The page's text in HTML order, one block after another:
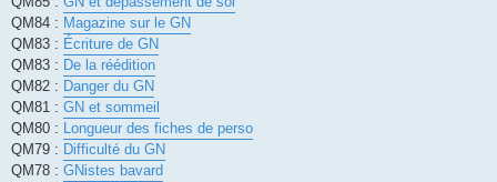
QM84 : Magazine sur le GN
QM83 : Écriture de GN
QM83 : De la réédition
QM82 : Danger du GN
QM81 : GN et sommeil
QM80 : Longueur des fiches de perso
QM79 : Difficulté du GN
QM78 : GNistes bavard